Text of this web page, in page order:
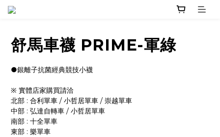
舒馬車襪 PRIME-軍綠
●銀離子抗菌經典競技小襪
※ 實體店家購買請洽
北部 : 合利單車 / 小哲居單車 / 崇越單車
中部 : 弘達自轉車 / 小哲居單車
南部 : 十全單車
東部 : 樂單車